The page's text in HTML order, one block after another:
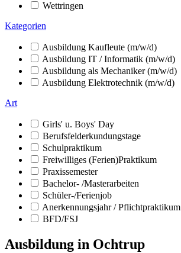
Wettringen
Kategorien
Ausbildung Kaufleute (m/w/d)
Ausbildung IT / Informatik (m/w/d)
Ausbildung als Mechaniker (m/w/d)
Ausbildung Elektrotechnik (m/w/d)
Art
Girls' u. Boys' Day
Berufsfelderkundungstage
Schulpraktikum
Freiwilliges (Ferien)Praktikum
Praxissemester
Bachelor- /Masterarbeiten
Schüler-/Ferienjob
Anerkennungsjahr / Pflichtpraktikum
BFD/FSJ
Ausbildung in Ochtrup